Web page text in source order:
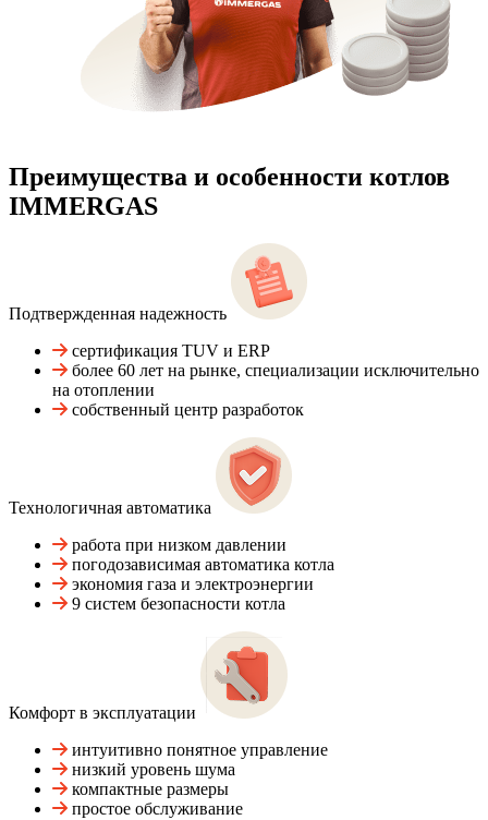
Преимущества и особенности котлов
IMMERGAS
Подтвержденная надежность
сертификация TUV и ERP
более 60 лет на рынке, специализации исключительно
на отоплении
собственный центр разработок
Технологичная автоматика
работа при низком давлении
погодозависимая автоматика котла
экономия газа и электроэнергии
9 систем безопасности котла
Комфорт в эксплуатации
интуитивно понятное управление
низкий уровень шума
компактные размеры
простое обслуживание